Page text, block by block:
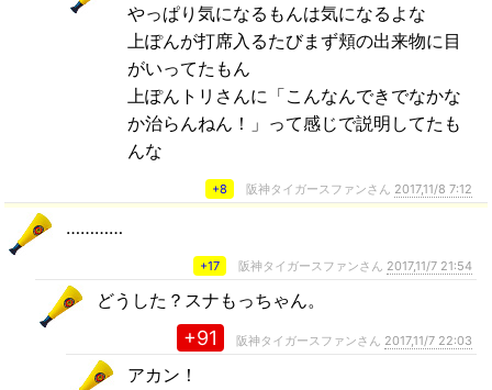
やっぱり気になるもんは気になるよな
上ぽんが打席入るたびまず頬の出来物に目
がいってたもん
上ぽんトリさんに「こんなんできでなかな
か治らんねん！」って感じで説明してたも
んな
+8 阪神タイガースファンさん 2017,11/8 7:12
…………
+17 阪神タイガースファンさん 2017,11/7 21:54
どうした？スナもっちゃん。
+91 阪神タイガースファンさん 2017,11/7 22:03
アカン！